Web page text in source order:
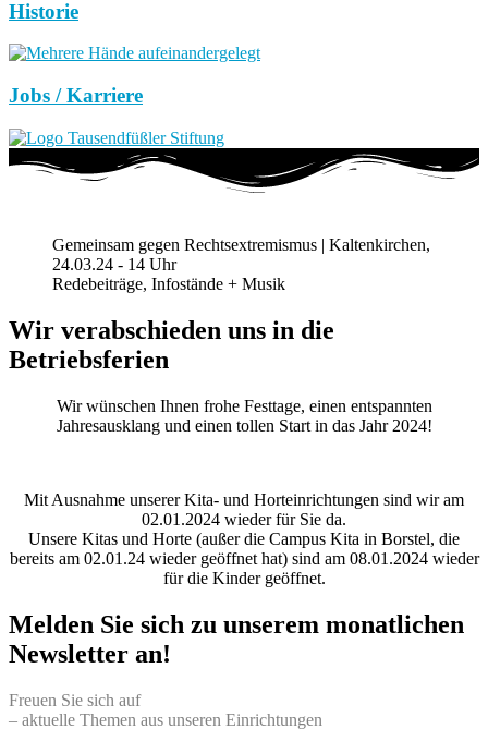
Historie
Jobs / Karriere
Gemeinsam gegen Rechtsextremismus | Kaltenkirchen,
24.03.24 - 14 Uhr
Redebeiträge, Infostände + Musik
Wir verabschieden uns in die
Betriebsferien
Wir wünschen Ihnen frohe Festtage, einen entspannten
Jahresausklang und einen tollen Start in das Jahr 2024!
Mit Ausnahme unserer Kita- und Horteinrichtungen sind wir am
02.01.2024 wieder für Sie da.
Unsere Kitas und Horte (außer die Campus Kita in Borstel, die
bereits am 02.01.24 wieder geöffnet hat) sind am 08.01.2024 wieder
für die Kinder geöffnet.
Melden Sie sich zu unserem monatlichen
Newsletter an!
Freuen Sie sich auf
– aktuelle Themen aus unseren Einrichtungen